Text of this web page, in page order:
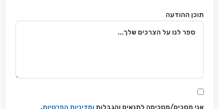
תוכן ההודעה
אני מסכים/מסכימה לתנאים והגבלות ומדיניות הפרטיות,